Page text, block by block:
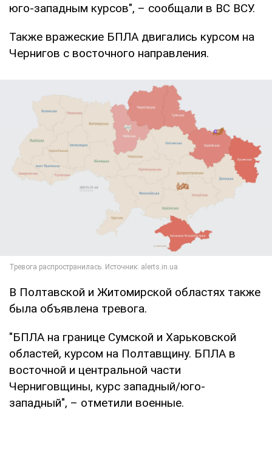
юго-западным курсов", – сообщали в ВС ВСУ.
Также вражеские БПЛА двигались курсом на
Чернигов с восточного направления.
В Полтавской и Житомирской областях также
была объявлена тревога.
"БПЛА на границе Сумской и Харьковской
областей, курсом на Полтавщину. БПЛА в
восточной и центральной части
Черниговщины, курс западный/юго-
западный", – отметили военные.